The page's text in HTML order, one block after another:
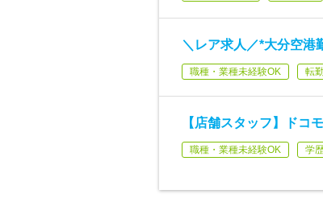
＼レア求人／*大分空港
職種・業種未経験OK 転
【店舗スタッフ】ドコ
職種・業種未経験OK 学